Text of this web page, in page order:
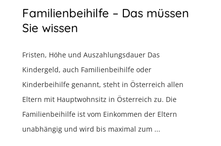
Familienbeihilfe – Das müssen
Sie wissen
Fristen, Höhe und Auszahlungsdauer Das
Kindergeld, auch Familienbeihilfe oder
Kinderbeihilfe genannt, steht in Österreich allen
Eltern mit Hauptwohnsitz in Österreich zu. Die
Familienbeihilfe ist vom Einkommen der Eltern
unabhängig und wird bis maximal zum ...